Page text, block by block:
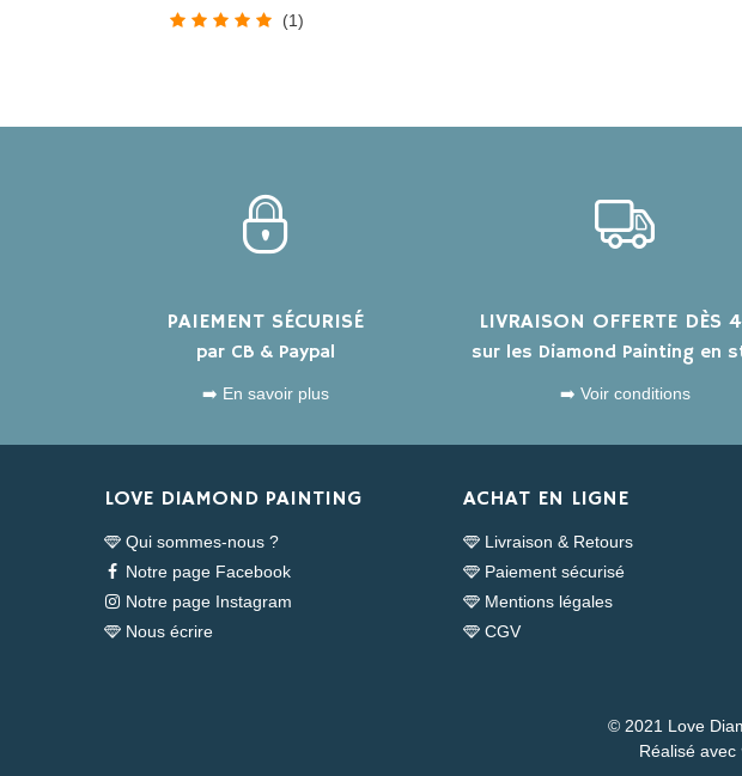
(1)
PAIEMENT SÉCURISÉ
par CB & Paypal
➡️ En savoir plus
LIVRAISON OFFERTE DÈS
sur les Diamond Painting en
➡️ Voir conditions
LOVE DIAMOND PAINTING
Qui sommes-nous ?
Notre page Facebook
Notre page Instagram
Nous écrire
ACHAT EN LIGNE
Livraison & Retours
Paiement sécurisé
Mentions légales
CGV
© 2021 Love
Réalisé avec